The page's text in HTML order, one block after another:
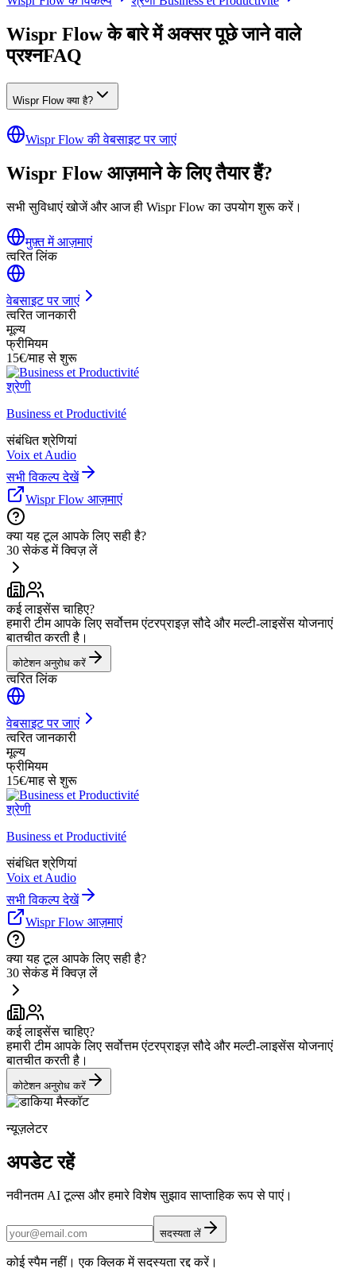
Wispr Flow के बारे में अक्सर पूछे जाने वाले
प्रश्नFAQ
Wispr Flow क्या है?
Wispr Flow की वेबसाइट पर जाएं
Wispr Flow आज़माने के लिए तैयार हैं?
सभी सुविधाएं खोजें और आज ही Wispr Flow का उपयोग शुरू करें।
मुफ़्त में आज़माएं
त्वरित लिंक
वेबसाइट पर जाएं
त्वरित जानकारी
मूल्य
फ्रीमियम
15€/माह से शुरू
श्रेणी
Business et Productivité
संबंधित श्रेणियां
Voix et Audio
सभी विकल्प देखें
Wispr Flow आज़माएं
क्या यह टूल आपके लिए सही है?
30 सेकंड में क्विज़ लें
कई लाइसेंस चाहिए?
हमारी टीम आपके लिए सर्वोत्तम एंटरप्राइज़ सौदे और मल्टी-लाइसेंस योजनाएं
बातचीत करती है।
कोटेशन अनुरोध करें
त्वरित लिंक
वेबसाइट पर जाएं
त्वरित जानकारी
मूल्य
फ्रीमियम
15€/माह से शुरू
श्रेणी
Business et Productivité
संबंधित श्रेणियां
Voix et Audio
सभी विकल्प देखें
Wispr Flow आज़माएं
क्या यह टूल आपके लिए सही है?
30 सेकंड में क्विज़ लें
कई लाइसेंस चाहिए?
हमारी टीम आपके लिए सर्वोत्तम एंटरप्राइज़ सौदे और मल्टी-लाइसेंस योजनाएं
बातचीत करती है।
कोटेशन अनुरोध करें
न्यूज़लेटर
अपडेट रहें
नवीनतम AI टूल्स और हमारे विशेष सुझाव साप्ताहिक रूप से पाएं।
सदस्यता लें
कोई स्पैम नहीं। एक क्लिक में सदस्यता रद्द करें।